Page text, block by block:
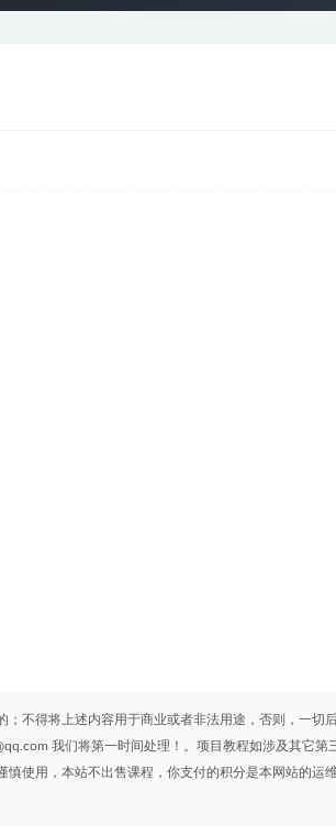
不得将上述内容用于商业或者非法用途，否则，一切
我们将第一时间处理！。项目教程如涉及其它第
使用，本站不出售课程，你支付的积分是本网站的运